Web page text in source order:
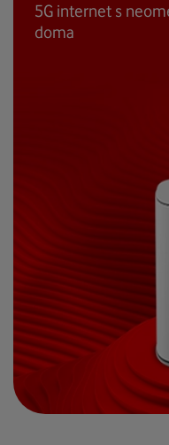
5G internet s
doma